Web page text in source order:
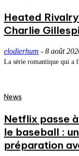
Heated
Charlie
elodierhum - 8 août
La série romantique qui a
News
Netflix passe
le baseball :
préparation